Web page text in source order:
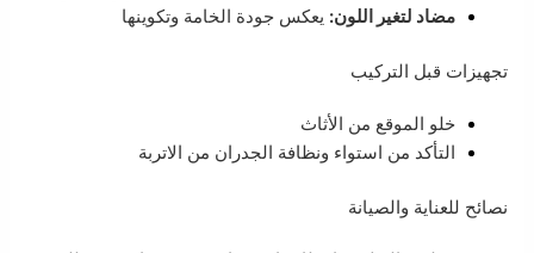
مضاد لتغير اللون: يعكس جودة الخامة وتكوينها
تجهيزات قبل التركيب
خلو الموقع من الأثاث
التأكد من استواء ونظافة الجدران من الاتربة
نصائح للعناية والصيانة